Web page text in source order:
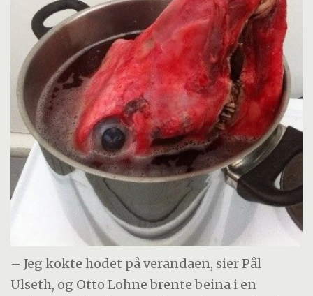
– Jeg kokte hodet på verandaen, sier Pål
Ulseth, og Otto Lohne brente beina i en